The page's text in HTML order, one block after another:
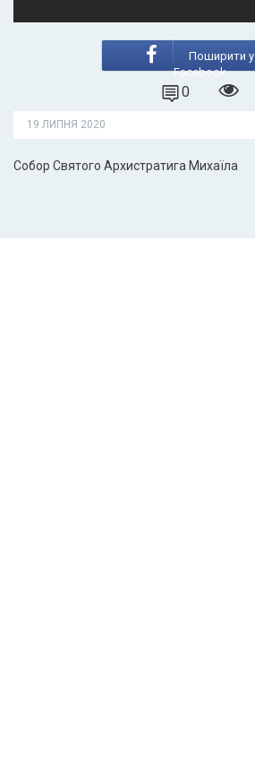
Поширити у
Facebook
0
19 ЛИПНЯ 2020
Собор Святого Архистратига Михаїла